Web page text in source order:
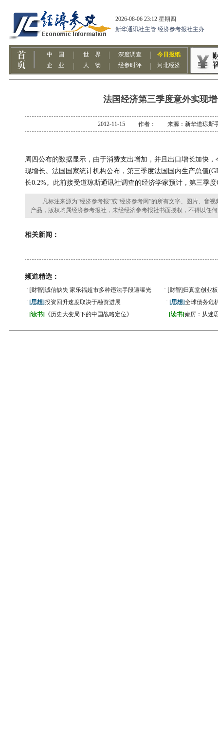
法国经济第三季度意外实现
2012-11-15 作者： 来源：新华道琼斯
周四公布的数据显示，由于消费支出增加，并且出口增长加快
现增长。法国国家统计机构公布，第三季度法国国内生产总值
长0.2%。此前接受道琼斯通讯社调查的经济学家预计，第三季
凡标注来源为“经济参考报”或“经济参考网”的所有文字、图片、音视
产品，版权均属经济参考报社，未经经济参考报社书面授权，不得以任
相关新闻：
频道精选：
· [财智]诚信缺失 家乐福超市多种违法手段遭曝光 · [财智] 归真堂创业
· [思想]投资回升速度取决于融资进展 · [思想]全球债务危
· [读书] 《历史大变局下的中国战略定位》 · [读书]秦厉：从迷